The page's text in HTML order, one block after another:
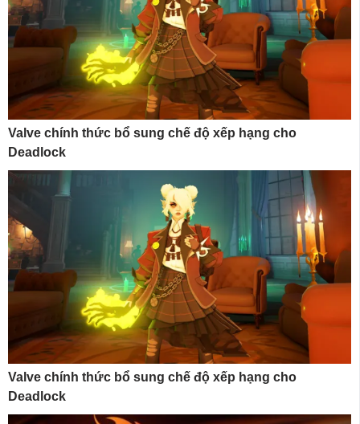
Valve chính thức bổ sung chế độ xếp hạng cho
Deadlock
Valve chính thức bổ sung chế độ xếp hạng cho
Deadlock